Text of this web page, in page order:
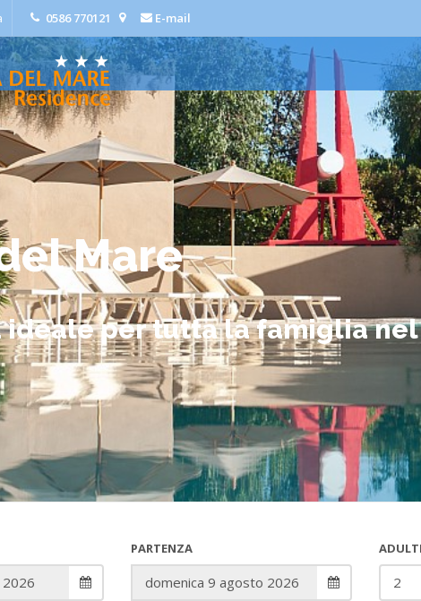
0586 770121 E-mail
Mare
ideale per tutta la famiglia
PARTENZA ADULTI